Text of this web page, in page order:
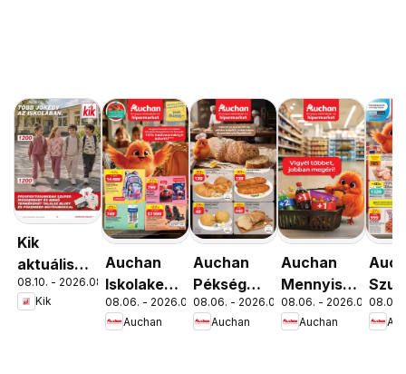
Kik
aktuális
akciós
újság
08.10. - 2026.08.16.
Kik
Auchan
Iskolakezdés
ajánlatok
08.06. - 2026.08.19.
Auchan
Auchan
Pékség
ajánlataink
08.06. - 2026.08.12.
Auchan
Auchan
Mennyiségi
kedvezmény
ajánlataink
08.06. - 2026.08.19.
Auchan
08.06.